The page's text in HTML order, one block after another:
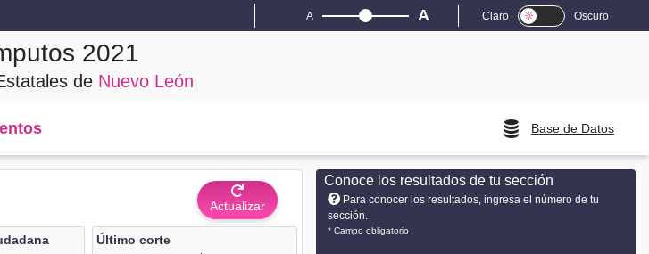
A A Claro Oscuro
2021
de Nuevo León
Base de Datos
Actualizar
Último corte
Conoce los resultados de tu sección
Para conocer los resultados, ingresa el número de tu
sección.
* Campo obligatorio